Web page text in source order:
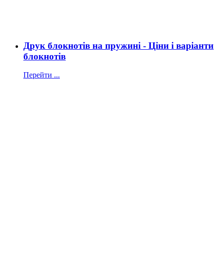
Друк блокнотів на пружині - Ціни і варіанти
блокнотів
Перейти ...